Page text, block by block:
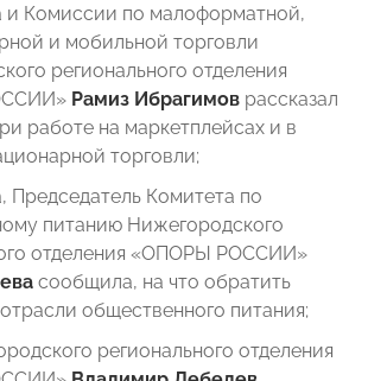
и Комиссии по малоформатной,
и мобильной торговли
регионального отделения
Рамиз Ибрагимов рассказал
работе на маркетплейсах и в
торговли;
Председатель Комитета по
питанию Нижегородского
отделения «ОПОРЫ РОССИИ»
сообщила, на что обратить
общественного питания;
регионального отделения